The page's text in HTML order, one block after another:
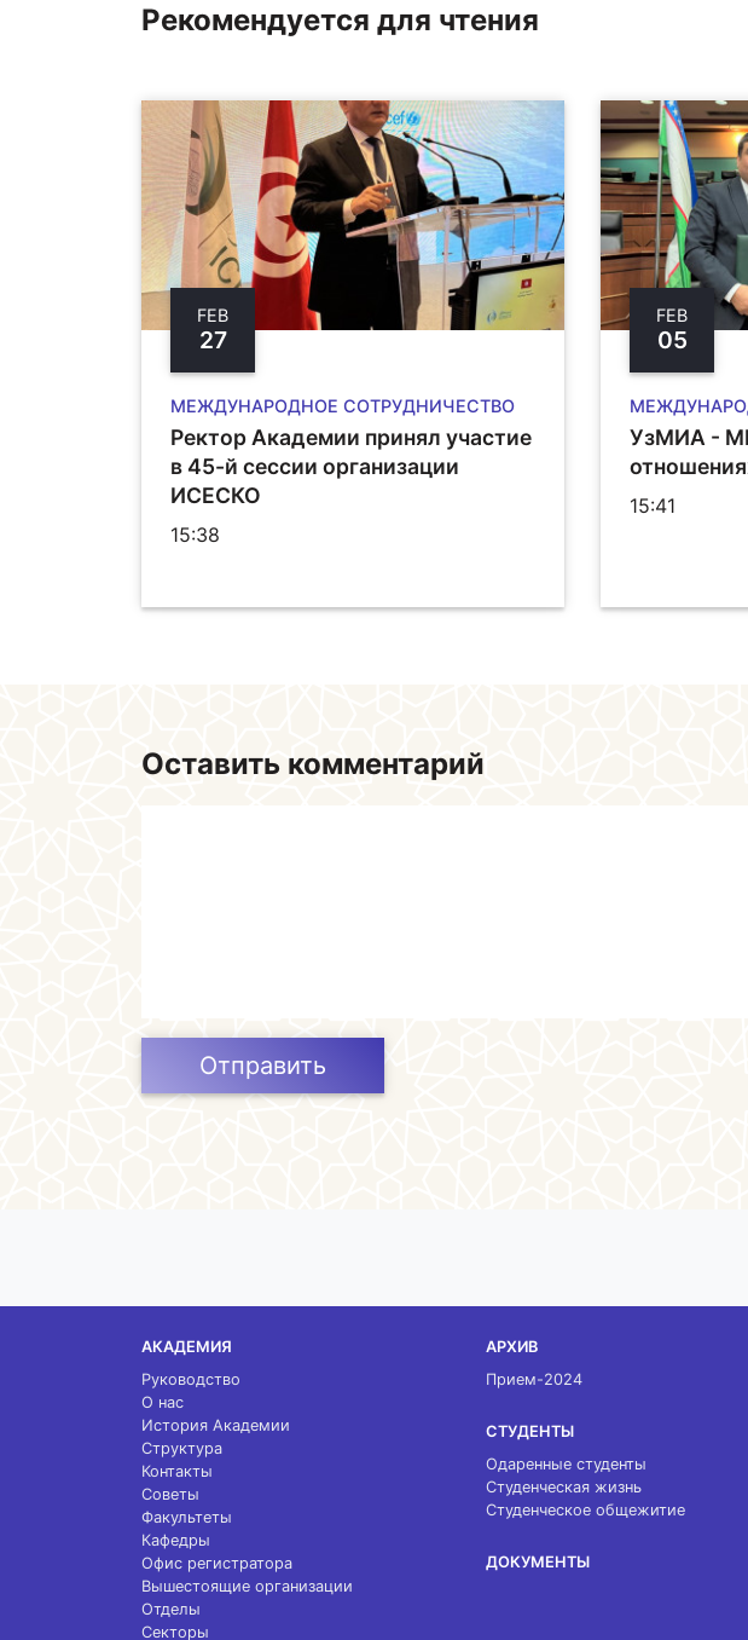
Рекомендуется для чтения
FEB
27
МЕЖДУНАРОДНОЕ СОТРУДНИЧЕСТВО
Ректор Академии принял участие
в 45-й сессии организации
ИCЕСКО
15:38
FEB
05
УзMИА -
15:41
Оставить комментарий
Отправить
АКАДЕМИЯ
Руководство
О нас
История Академии
Структура
Контакты
Советы
Факультеты
Кафедры
Офис регистратора
Вышестоящие организации
Отделы
Секторы
АРХИВ
Прием-2024
СТУДЕНТЫ
Одаренные студенты
Студенческая жизнь
Студенческое общежитие
ДОКУМЕНТЫ